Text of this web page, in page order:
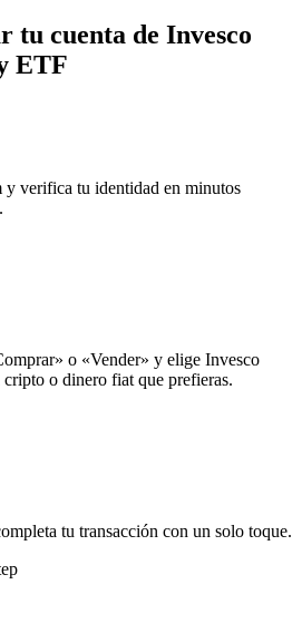
tu cuenta de Invesco
ETF
verifica tu identidad en minutos
o «Vender» y elige Invesco
o dinero fiat que prefieras.
tu transacción con un solo toque.